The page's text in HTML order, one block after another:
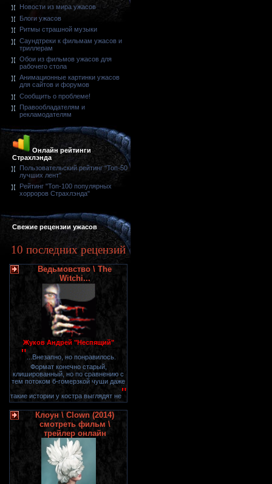
Новости из мира ужасов
Блоги ужасов
Ритмы страшной музыки
Саундтреки к фильмам ужасов и
триллерам
Обои из фильмов ужасов для
рабочего стола
Анимационные картинки ужасов
для сайтов и форумов
Сообщить о проблеме!
Правообладателям и
рекламодателям
Онлайн рейтинги
Страхлэнда
Пользовательский рейтинг "Топ-50
лучших лент"
Рейтинг "Топ-100 популярных
хорроров Страхлэнда"
Свежие рецензии ужасов
10 последних рецензий
Ведьмовство \ The
Witchi...
Жуков Андрей "Неспящий"
" ...Внезапно, но понравилось.
Формат конечно старый,
клишированный, но по сравнению с
тем потоком б-гомерзкой чуши даже
такие истории у костра выглядят не"
Клоун \ Clown (2014)
смотреть фильм \
трейлер онлайн